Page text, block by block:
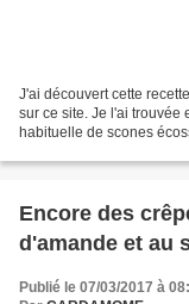
J'ai découvert cette
sur ce site. Je l'ai trouvée
habituelle de scones
Encore des
d'amande et au
Publié le 07/03/2017 à